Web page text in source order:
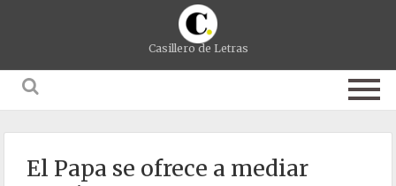
Casillero de Letras
El Papa se ofrece a mediar